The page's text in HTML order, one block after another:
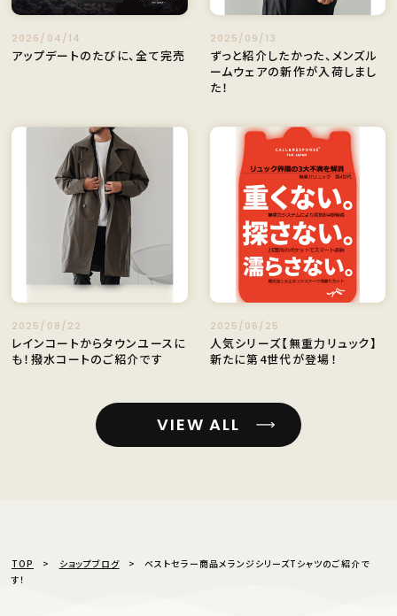
2026/04/14
アップデートのたびに、全て完売
2025/09/13
ずっと紹介したかった、メンズル
ームウェアの新作が入荷しまし
た！
2025/08/22
レインコートからタウンユースに
も！撥水コートのご紹介です
2025/06/25
人気シリーズ【無重力リュック】
新たに第4世代が登場！
VIEW ALL
TOP ショップブログ
ベストセラー商品メランジシリーズTシャツのご紹介で
す！